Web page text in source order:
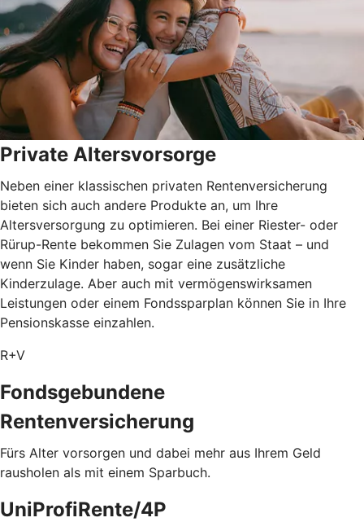
Private Altersvorsorge
Neben einer klassischen privaten Rentenversicherung
bieten sich auch andere Produkte an, um Ihre
Altersversorgung zu optimieren. Bei einer Riester- oder
Rürup-Rente bekommen Sie Zulagen vom Staat – und
wenn Sie Kinder haben, sogar eine zusätzliche
Kinderzulage. Aber auch mit vermögenswirksamen
Leistungen oder einem Fondssparplan können Sie in Ihre
Pensionskasse einzahlen.
R+V
Fondsgebundene
Rentenversicherung
Fürs Alter vorsorgen und dabei mehr aus Ihrem Geld
rausholen als mit einem Sparbuch.
UniProfiRente/4P